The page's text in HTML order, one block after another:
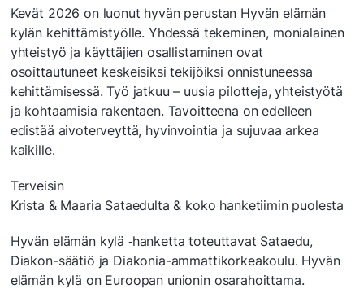
Kevät 2026 on luonut hyvän perustan Hyvän elämän
kylän kehittämistyölle. Yhdessä tekeminen, monialainen
yhteistyö ja käyttäjien osallistaminen ovat
osoittautuneet keskeisiksi tekijöiksi onnistuneessa
kehittämisessä. Työ jatkuu – uusia pilotteja, yhteistyötä
ja kohtaamisia rakentaen. Tavoitteena on edelleen
edistää aivoterveyttä, hyvinvointia ja sujuvaa arkea
kaikille.
Terveisin
Krista & Maaria Sataedulta & koko hanketiimin puolesta
Hyvän elämän kylä ‑hanketta toteuttavat Sataedu,
Diakon-säätiö ja Diakonia-ammattikorkeakoulu. Hyvän
elämän kylä on Euroopan unionin osarahoittama.